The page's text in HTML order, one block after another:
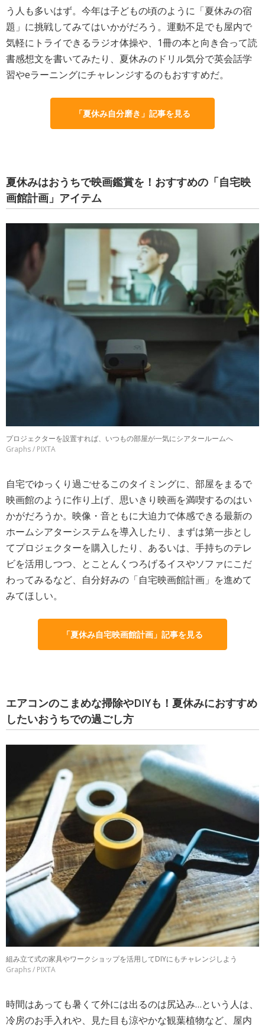
う人も多いはず。今年は子どもの頃のように「夏休みの宿
題」に挑戦してみてはいかがだろう。運動不足でも屋内で
気軽にトライできるラジオ体操や、1冊の本と向き合って読
書感想文を書いてみたり、夏休みのドリル気分で英会話学
習やeラーニングにチャレンジするのもおすすめだ。
「夏休み自分磨き」記事を見る
夏休みはおうちで映画鑑賞を！おすすめの「自宅映
画館計画」アイテム
プロジェクターを設置すれば、いつもの部屋が一気にシアタールームへ
Graphs / PIXTA
自宅でゆっくり過ごせるこのタイミングに、部屋をまるで
映画館のように作り上げ、思いきり映画を満喫するのはい
かがだろうか。映像・音ともに大迫力で体感できる最新の
ホームシアターシステムを導入したり、まずは第一歩とし
てプロジェクターを購入したり、あるいは、手持ちのテレ
ビを活用しつつ、とことんくつろげるイスやソファにこだ
わってみるなど、自分好みの「自宅映画館計画」を進めて
みてほしい。
「夏休み自宅映画館計画」記事を見る
エアコンのこまめな掃除やDIYも！夏休みにおすすめ
したいおうちでの過ごし方
組み立て式の家具やワークショップを活用してDIYにもチャレンジしよう
Graphs / PIXTA
時間はあっても暑くて外には出るのは尻込み…という人は、
冷房のお手入れや、見た目も涼やかな観葉植物など、屋内